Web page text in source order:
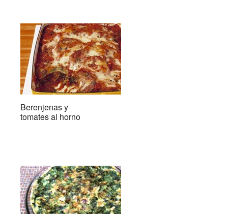
Berenjenas y
tomates al horno